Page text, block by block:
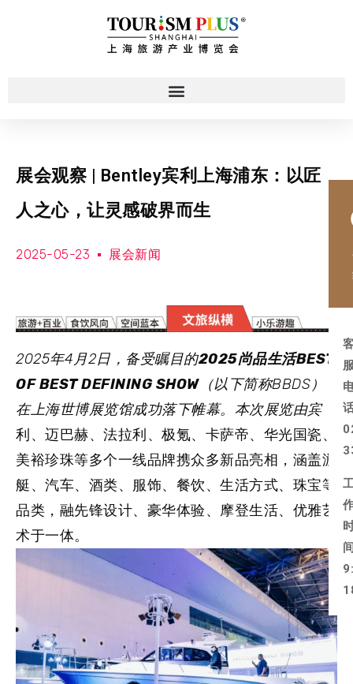
展会观察 | Bentley宾利上海浦东：以匠
人之心，让灵感破界而生
2025-05-23 展会新闻
2025年4月2日，备受瞩目的2025尚品生活BEST
OF BEST DEFINING SHOW（以下简称BBDS）
在上海世博展览馆成功落下帷幕。本次展览由宾
利、迈巴赫、法拉利、极氪、卡萨帝、华光国瓷、
美裕珍珠等多个一线品牌携众多新品亮相，涵盖游
艇、汽车、酒类、服饰、餐饮、生活方式、珠宝等
品类，融先锋设计、豪华体验、摩登生活、优雅艺
术于一体。